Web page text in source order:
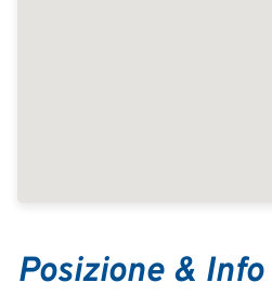
Posizione & Info